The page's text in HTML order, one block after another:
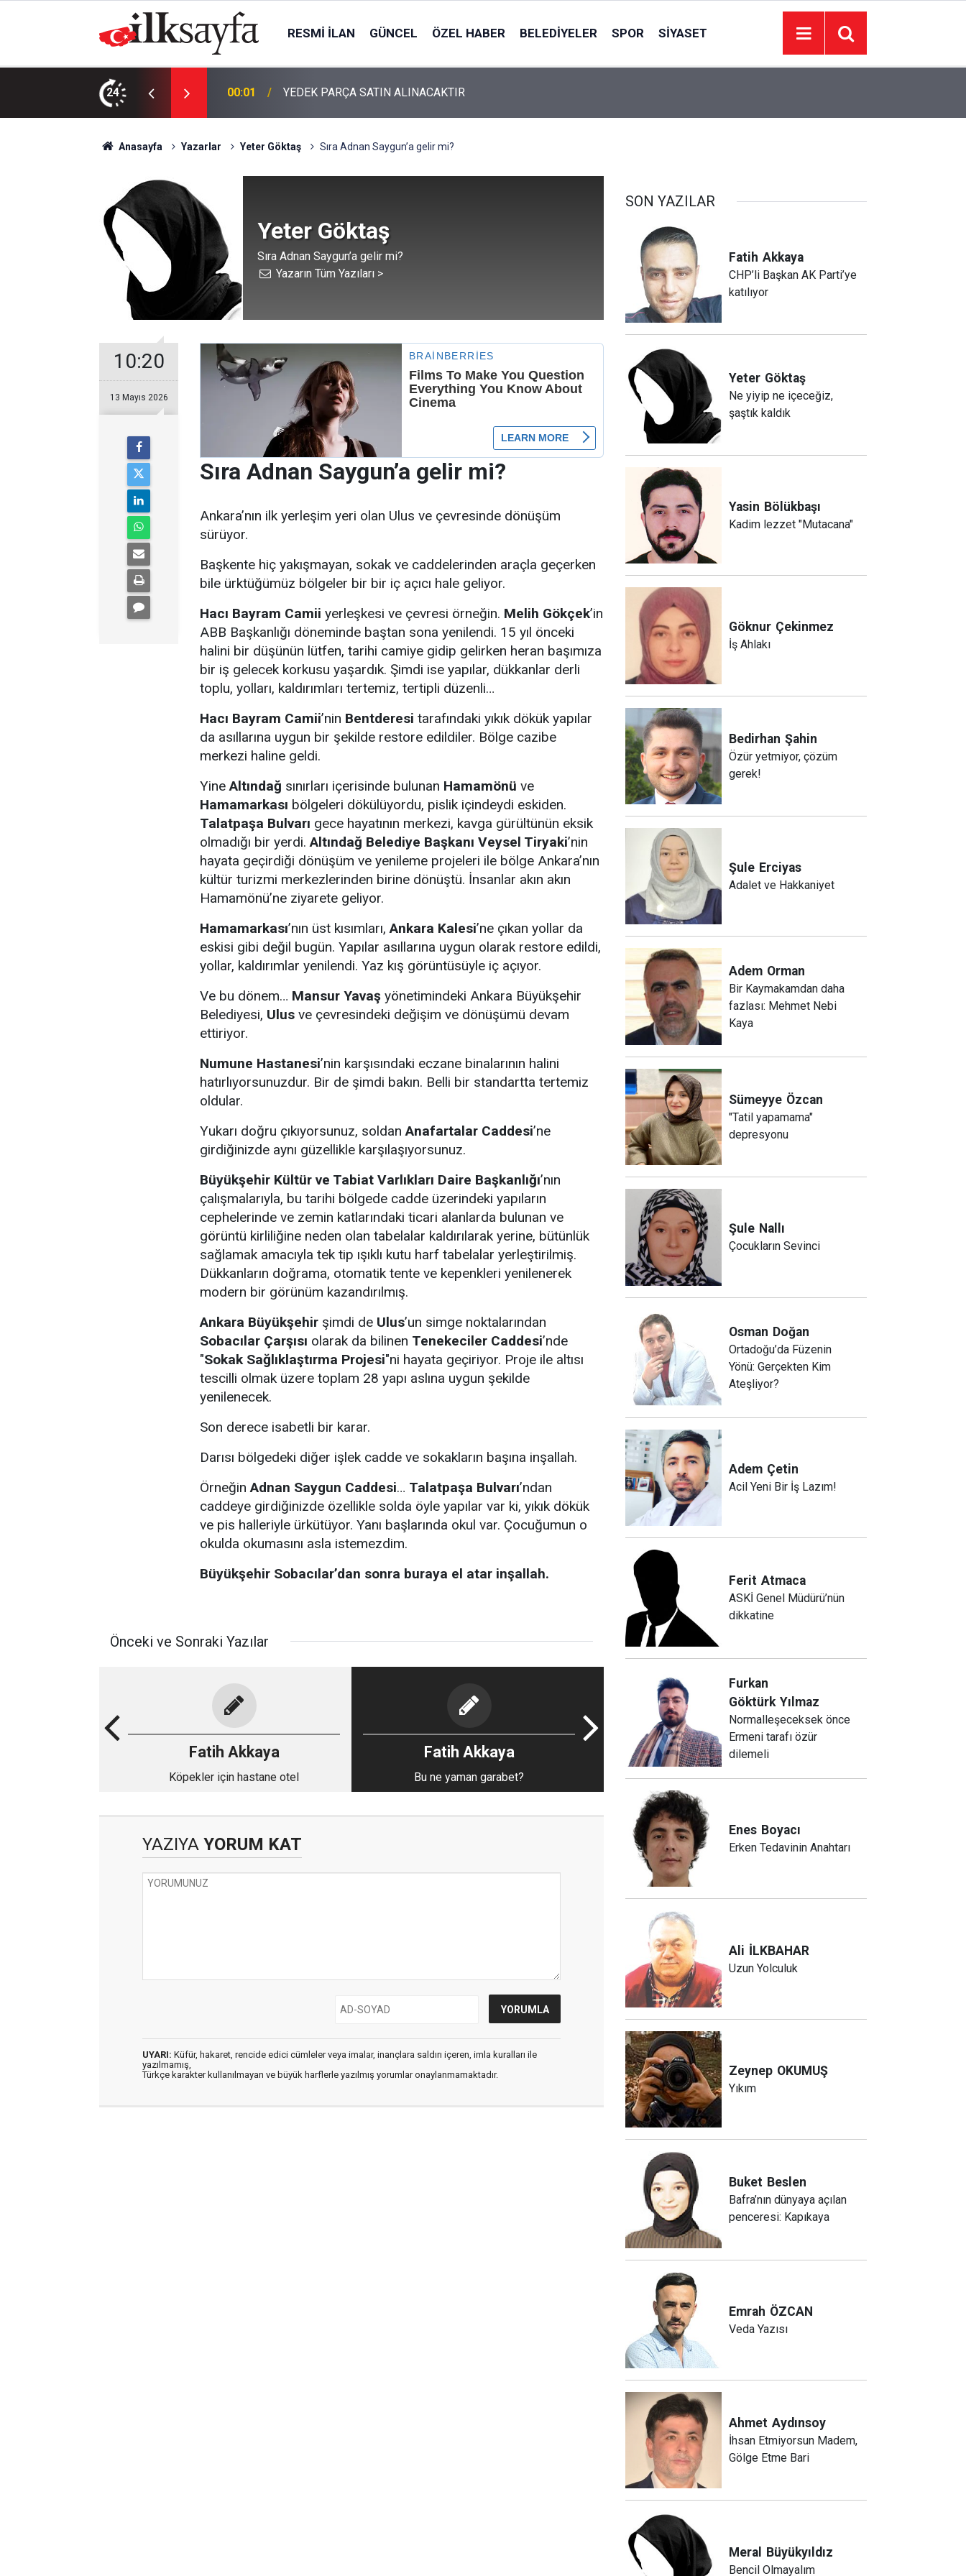
RESMI İLAN GÜNCEL ÖZEL HABER BELEDIYELER SPOR SIYASET
24 00:01 TEMİZLİK MALZEMESİ SATIN ALINACAKTIR
Anasayfa Yazarlar Yeter Göktaş Sıra Adnan Saygun’a gelir mi?
Yeter Göktaş
Sıra Adnan Saygun’a gelir mi?
Yazarın Tüm Yazıları >
10:20
13 Mayıs 2026
Sıra Adnan Saygun’a gelir mi?
Ankara’nın ilk yerleşim yeri olan Ulus ve çevresinde dönüşüm
sürüyor.
Başkente hiç yakışmayan, sokak ve caddelerinden araçla geçerken
bile ürktüğümüz bölgeler bir bir iç açıcı hale geliyor.
Hacı Bayram Camii yerleşkesi ve çevresi örneğin. Melih Gökçek’in
ABB Başkanlığı döneminde baştan sona yenilendi. 15 yıl önceki
halini bir düşünün lütfen, tarihi camiye gidip gelirken heran başımıza
bir iş gelecek korkusu yaşardık. Şimdi ise yapılar, dükkanlar derli
toplu, yolları, kaldırımları tertemiz, tertipli düzenli…
Hacı Bayram Camii’nin Bentderesi tarafındaki yıkık dökük yapılar
da asıllarına uygun bir şekilde restore edildiler. Bölge cazibe
merkezi haline geldi.
YineAltındağ sınırları içerisinde bulunan Hamamönü ve
Hamamarkası bölgeleri dökülüyordu, pislik içindeydi eskiden.
Talatpaşa Bulvarı gece hayatının merkezi, kavga gürültünün eksik
olmadığı bir yerdi.Altındağ Belediye Başkanı Veysel Tiryaki’nin
hayata geçirdiği dönüşüm ve yenileme projeleri ile bölge Ankara’nın
kültür turizmi merkezlerinden birine dönüştü. İnsanlar akın akın
Hamamönü’ne ziyarete geliyor.
Hamamarkası’nın üst kısımları,Ankara Kalesi’ne çıkan yollar da
eskisi gibi değil bugün. Yapılar asıllarına uygun olarak restore edildi,
yollar, kaldırımlar yenilendi. Yaz kış görüntüsüyle iç açıyor.
Ve bu dönem… Mansur Yavaş yönetimindeki Ankara Büyükşehir
Belediyesi, Ulus ve çevresindeki değişim ve dönüşümü devam
ettiriyor.
Numune Hastanesi’nin karşısındaki eczane binalarının halini
hatırlıyorsunuzdur. Bir de şimdi bakın. Belli bir standartta tertemiz
oldular.
Yukarı doğru çıkıyorsunuz, soldanAnafartalar Caddesi’ne
girdiğinizde aynı güzellikle karşılaşıyorsunuz.
Büyükşehir Kültür ve Tabiat Varlıkları Daire Başkanlığı’nın
çalışmalarıyla, bu tarihi bölgede cadde üzerindeki yapıların
cephelerinde ve zemin katlarındaki ticari alanlarda bulunan ve
görüntü kirliliğine neden olan tabelalar kaldırılarak yerine, bütünlük
sağlamak amacıyla tek tip ışıklı kutu harf tabelalar yerleştirilmiş.
Dükkanların doğrama, otomatik tente ve kepenkleri yenilenerek
modern bir görünüm kazandırılmış.
Ankara Büyükşehir şimdi de Ulus’un simge noktalarından
Sobacılar Çarşısı olarak da bilinen Tenekeciler Caddesi’nde
"Sokak Sağlıklaştırma Projesi"ni hayata geçiriyor. Proje ile altısı
tescilli olmak üzere toplam 28 yapı aslına uygun şekilde
yenilenecek.
Son derece isabetli bir karar.
Darısı bölgedeki diğer işlek cadde ve sokakların başına inşallah.
ÖrneğinAdnan Saygun Caddesi… Talatpaşa Bulvarı’ndan
caddeye girdiğinizde özellikle solda öyle yapılar var ki, yıkık dökük
ve pis halleriyle ürkütüyor. Yanı başlarında okul var. Çocuğumun o
okulda okumasını asla istemezdim.
Büyükşehir Sobacılar’dan sonra buraya el atar inşallah.
Önceki ve Sonraki Yazılar
Fatih Akkaya
Köpekler için hastane otel
Fatih Akkaya
Bu ne yaman garabet?
YAZIYA YORUM KAT
UYARI: Küfür, hakaret, rencide edici cümleler veya imalar, inançlara saldırı içeren, imla kuralları ile
yazılmamış,
Türkçe karakter kullanılmayan ve büyük harflerle yazılmış yorumlar onaylanmamaktadır.
SON YAZILAR
Fatih Akkaya
CHP’li Başkan AK Parti’ye
katılıyor
Yeter Göktaş
Ne yiyip ne içeceğiz,
şaştık kaldık
Yasin Bölükbaşı
Kadim lezzet "Mutacana"
Göknur Çekinmez
İş Ahlakı
Bedirhan Şahin
Özür yetmiyor, çözüm
gerek!
Şule Erciyas
Adalet ve Hakkaniyet
Adem Orman
Bir Kaymakamdan daha
fazlası: Mehmet Nebi
Kaya
Sümeyye Özcan
"Tatil yapamama"
depresyonu
Şule Nallı
Çocukların Sevinci
Osman Doğan
Ortadoğu’da Füzenin
Yönü: Gerçekten Kim
Ateşliyor?
Adem Çetin
Acil Yeni Bir İş Lazım!
Ferit Atmaca
ASKİ Genel Müdürü’nün
dikkatine
Furkan
Göktürk Yılmaz
Normalleşeceksek önce
Ermeni tarafı özür
dilemeli
Enes Boyacı
Erken Tedavinin Anahtarı
Ali İLKBAHAR
Uzun Yolculuk
Zeynep OKUMUŞ
Yıkım
Buket Beslen
Bafra’nın dünyaya açılan
penceresi: Kapıkaya
Emrah ÖZCAN
Veda Yazısı
Ahmet Aydınsoy
İhsan Etmiyorsun Madem,
Gölge Etme Bari
Meral Büyükyıldız
Bencil Olmayalım